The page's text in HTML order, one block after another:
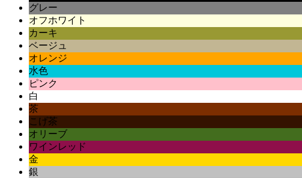
グレー
オフホワイト
カーキ
ベージュ
オレンジ
水色
ピンク
白
茶
こげ茶
オリーブ
ワインレッド
金
銀